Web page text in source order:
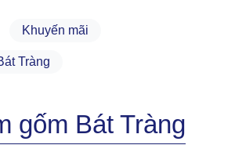
Khuyến mãi
Tràng
gốm Bát Tràng